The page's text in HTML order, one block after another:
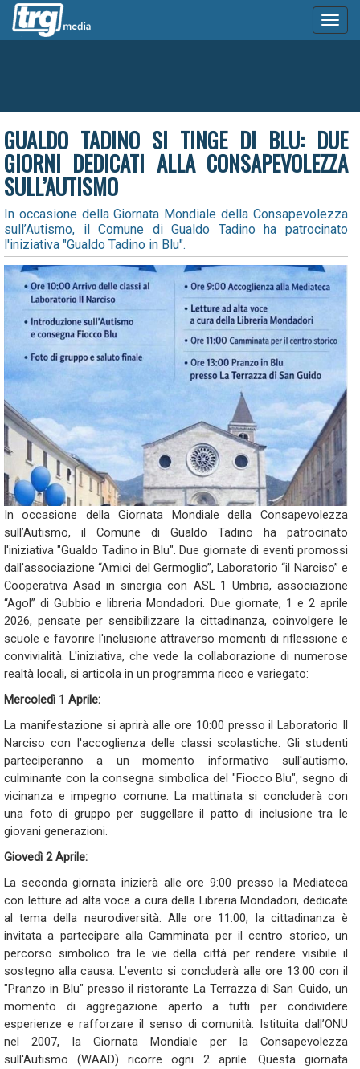
GUALDO TADINO SI TINGE DI BLU: DUE
GIORNI DEDICATI ALLA CONSAPEVOLEZZA
SULL’AUTISMO
In occasione della Giornata Mondiale della Consapevolezza
sull’Autismo, il Comune di Gualdo Tadino ha patrocinato
l'iniziativa "Gualdo Tadino in Blu".
In occasione della Giornata Mondiale della Consapevolezza
sull’Autismo, il Comune di Gualdo Tadino ha patrocinato
l'iniziativa "Gualdo Tadino in Blu". Due giornate di eventi promossi
dall'associazione “Amici del Germoglio”, Laboratorio “il Narciso” e
Cooperativa Asad in sinergia con ASL 1 Umbria, associazione
“Agol” di Gubbio e libreria Mondadori. Due giornate, 1 e 2 aprile
2026, pensate per sensibilizzare la cittadinanza, coinvolgere le
scuole e favorire l'inclusione attraverso momenti di riflessione e
convivialità. L'iniziativa, che vede la collaborazione di numerose
realtà locali, si articola in un programma ricco e variegato:
Mercoledì 1 Aprile:
La manifestazione si aprirà alle ore 10:00 presso il Laboratorio Il
Narciso con l'accoglienza delle classi scolastiche. Gli studenti
parteciperanno a un momento informativo sull'autismo,
culminante con la consegna simbolica del "Fiocco Blu", segno di
vicinanza e impegno comune. La mattinata si concluderà con
una foto di gruppo per suggellare il patto di inclusione tra le
giovani generazioni.
Giovedì 2 Aprile:
La seconda giornata inizierà alle ore 9:00 presso la Mediateca
con letture ad alta voce a cura della Libreria Mondadori, dedicate
al tema della neurodiversità. Alle ore 11:00, la cittadinanza è
invitata a partecipare alla Camminata per il centro storico, un
percorso simbolico tra le vie della città per rendere visibile il
sostegno alla causa. L’evento si concluderà alle ore 13:00 con il
"Pranzo in Blu" presso il ristorante La Terrazza di San Guido, un
momento di aggregazione aperto a tutti per condividere
esperienze e rafforzare il senso di comunità. Istituita dall’ONU
nel 2007, la Giornata Mondiale per la Consapevolezza
sull'Autismo (WAAD) ricorre ogni 2 aprile. Questa giornata